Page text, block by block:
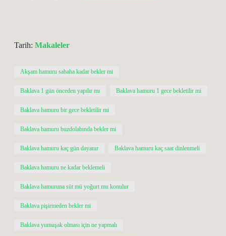
Tarih: Makaleler
Akşam hamuru sabaha kadar bekler mi
Baklava 1 gün önceden yapılır mı Baklava hamuru 1 gece bekletilir mi
Baklava hamuru bir gece bekletilir mi
Baklava hamuru buzdolabında bekler mi
Baklava hamuru kaç gün dayanır Baklava hamuru kaç saat dinlenmeli
Baklava hamuru ne kadar beklemeli
Baklava hamuruna süt mü yoğurt mu konulur
Baklava pişirmeden bekler mi
Baklava yumuşak olması için ne yapmalı